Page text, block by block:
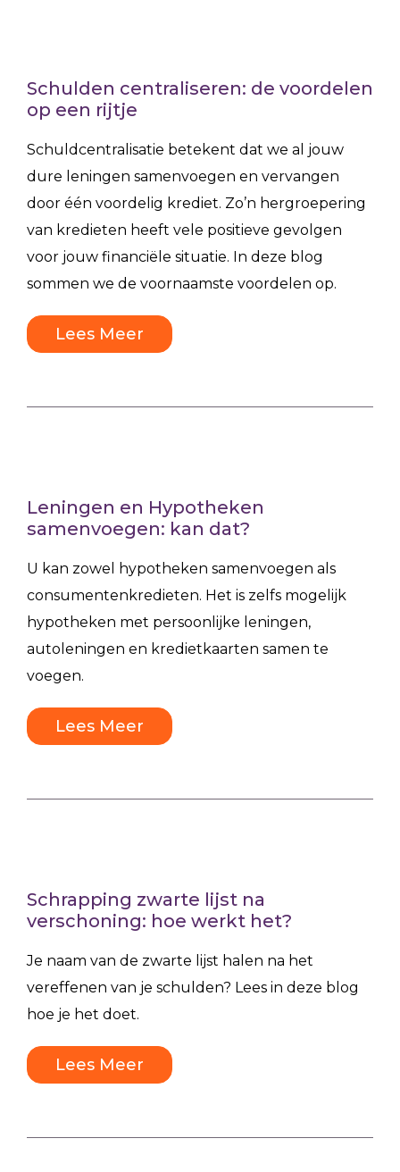
Schulden centraliseren: de voordelen
op een rijtje
Schuldcentralisatie betekent dat we al jouw
dure leningen samenvoegen en vervangen
door één voordelig krediet. Zo’n hergroepering
van kredieten heeft vele positieve gevolgen
voor jouw financiële situatie. In deze blog
sommen we de voornaamste voordelen op.
Lees Meer
Leningen en Hypotheken
samenvoegen: kan dat?
U kan zowel hypotheken samenvoegen als
consumentenkredieten. Het is zelfs mogelijk
hypotheken met persoonlijke leningen,
autoleningen en kredietkaarten samen te
voegen.
Lees Meer
Schrapping zwarte lijst na
verschoning: hoe werkt het?
Je naam van de zwarte lijst halen na het
vereffenen van je schulden? Lees in deze blog
hoe je het doet.
Lees Meer